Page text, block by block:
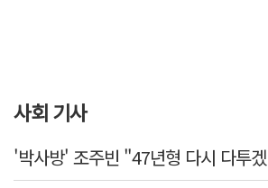
사회 기사